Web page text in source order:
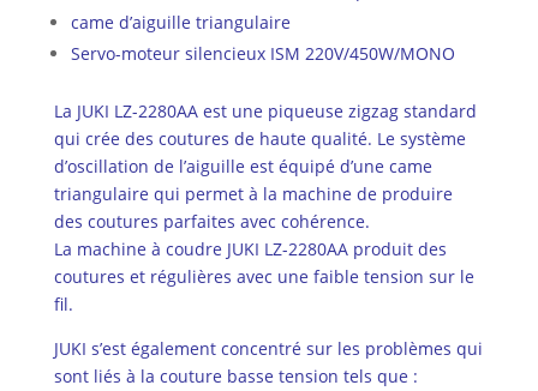
came d’aiguille triangulaire
Servo-moteur silencieux ISM 220V/450W/MONO
La JUKI LZ-2280AA est une piqueuse zigzag standard
qui crée des coutures de haute qualité. Le système
d’oscillation de l’aiguille est équipé d’une came
triangulaire qui permet à la machine de produire
des coutures parfaites avec cohérence.
La machine à coudre JUKI LZ-2280AA produit des
coutures et régulières avec une faible tension sur le
fil.
JUKI s’est également concentré sur les problèmes qui
sont liés à la couture basse tension tels que :